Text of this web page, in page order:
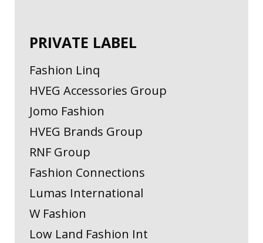
PRIVATE LABEL
Fashion Linq
HVEG Accessories Group
Jomo Fashion
HVEG Brands Group
RNF Group
Fashion Connections
Lumas International
W Fashion
Low Land Fashion Int